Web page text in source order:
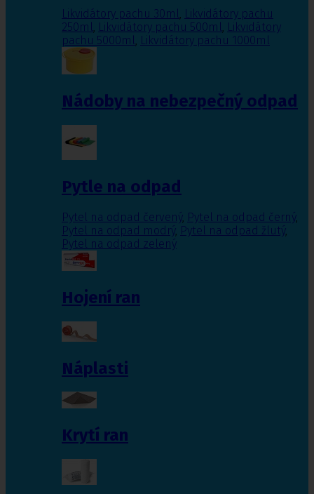
Likvidátory pachu 30ml, Likvidátory pachu
250ml, Likvidátory pachu 500ml, Likvidátory
pachu 5000ml, Likvidátory pachu 1000ml
Nádoby na nebezpečný odpad
Pytle na odpad
Pytel na odpad červený, Pytel na odpad černý,
Pytel na odpad modrý, Pytel na odpad žlutý,
Pytel na odpad zelený
Hojení ran
Náplasti
Krytí ran